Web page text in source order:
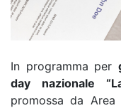
In programma per
day nazionale
promossa da